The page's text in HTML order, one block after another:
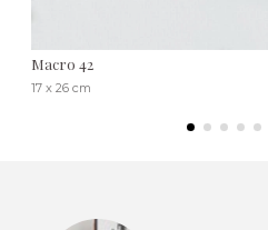
Macro 42
17 x 26 cm